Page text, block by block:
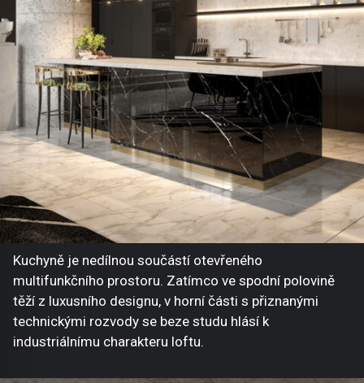
Kuchyně je nedílnou součástí otevřeného
multifunkčního prostoru. Zatímco ve spodní polovině
těží z luxusního designu, v horní části s přiznanými
technickými rozvody se beze studu hlásí k
industriálnímu charakteru loftu.